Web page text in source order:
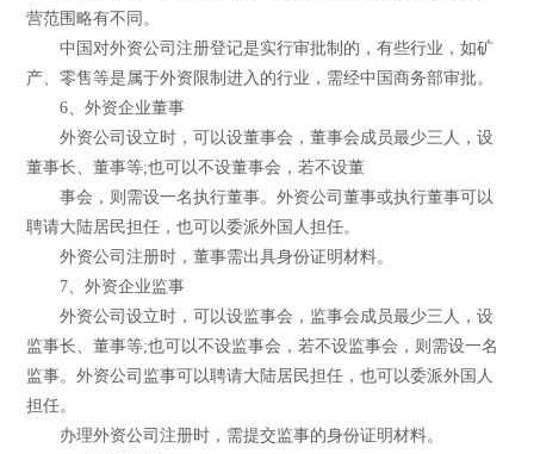
营范围略有不同。
中国对外资公司注册登记是实行审批制的，有些行业，如矿
产、零售等是属于外资限制进入的行业，需经中国商务部审批。
6、外资企业董事
外资公司设立时，可以设董事会，董事会成员最少三人，设
董事长、董事等;也可以不设董事会，若不设董
事会，则需设一名执行董事。外资公司董事或执行董事可以
聘请大陆居民担任，也可以委派外国人担任。
外资公司注册时，董事需出具身份证明材料。
7、外资企业监事
外资公司设立时，可以设监事会，监事会成员最少三人，设
监事长、董事等;也可以不设监事会，若不设监事会，则需设一名
监事。外资公司监事可以聘请大陆居民担任，也可以委派外国人
担任。
办理外资公司注册时，需提交监事的身份证明材料。